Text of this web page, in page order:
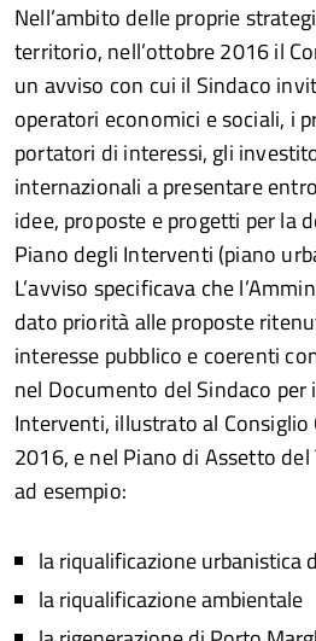
Nell’ambito delle proprie
territorio, nell’ottobre 2016 il
un avviso con cui il Sindaco
operatori economici e sociali, i
portatori di interessi, gli
internazionali a presentare
idee, proposte e progetti per la
Piano degli Interventi (piano
L’avviso specificava che
dato priorità alle proposte
interesse pubblico e coerenti
nel Documento del Sindaco per
Interventi, illustrato al
2016, e nel Piano di Assetto del
ad esempio:
la riqualificazione urbanistica
la riqualificazione ambientale